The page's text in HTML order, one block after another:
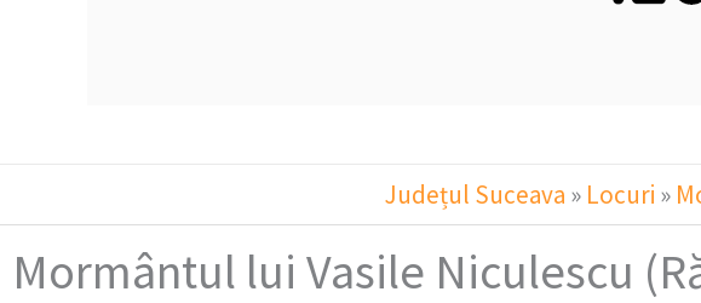
Județul Suceava » Locuri »
Mormântul lui Vasile Niculescu